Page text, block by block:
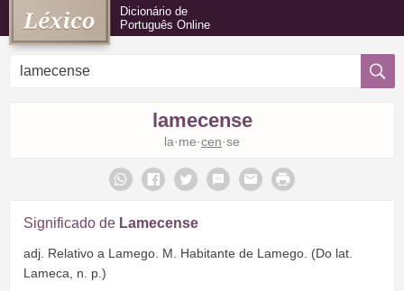
Dicionário de
Português Online
lamecense
la·me·cen·se
Significado de Lamecense
adj. Relativo a Lamego. M. Habitante de Lamego. (Do lat.
Lameca, n. p.)